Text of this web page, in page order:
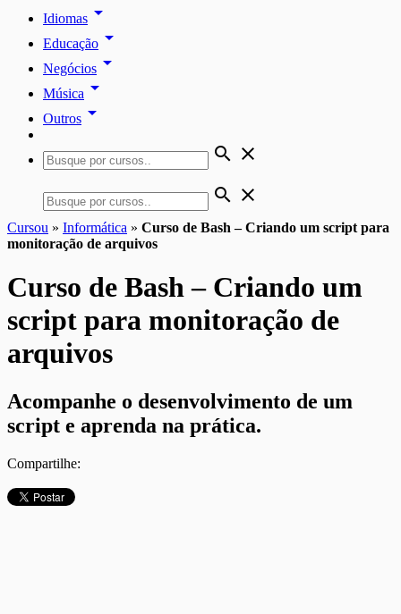
Idiomas arrow_drop_down
Educação arrow_drop_down
Negócios arrow_drop_down
Música arrow_drop_down
Outros arrow_drop_down
search close
search close
Cursou » Informática » Curso de Bash – Criando um script para
monitoração de arquivos
Curso de Bash – Criando um
script para monitoração de
arquivos
Acompanhe o desenvolvimento de um
script e aprenda na prática.
Compartilhe: